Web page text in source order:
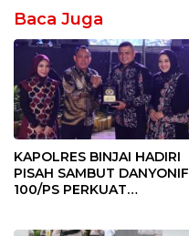
Baca Juga
KAPOLRES BINJAI HADIRI
PISAH SAMBUT DANYONIF
100/PS PERKUAT